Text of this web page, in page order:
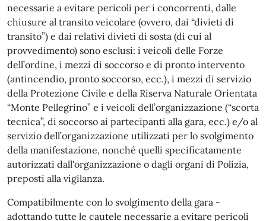
necessarie a evitare pericoli per i concorrenti, dalle
chiusure al transito veicolare (ovvero, dai “divieti di
transito”) e dai relativi divieti di sosta (di cui al
provvedimento) sono esclusi: i veicoli delle Forze
dell’ordine, i mezzi di soccorso e di pronto intervento
(antincendio, pronto soccorso, ecc.), i mezzi di servizio
della Protezione Civile e della Riserva Naturale Orientata
“Monte Pellegrino” e i veicoli dell’organizzazione (“scorta
tecnica”, di soccorso ai partecipanti alla gara, ecc.) e/o al
servizio dell’organizzazione utilizzati per lo svolgimento
della manifestazione, nonché quelli specificatamente
autorizzati dall'organizzazione o dagli organi di Polizia,
preposti alla vigilanza.
Compatibilmente con lo svolgimento della gara -
adottando tutte le cautele necessarie a evitare pericoli